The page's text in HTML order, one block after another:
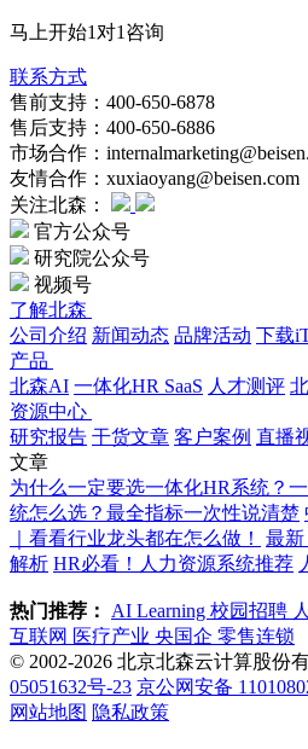
马上开始1对1咨询
联系方式
售前支持：400-650-6878
售后支持：400-650-6886
市场合作：
友情合作：xuxiaoyang@beisen.com
关注北森：
官方公众号
研究院公众号
视频号
了解北森
公司介绍 新闻动态 品牌活动 下载
产品
北森AI 一体化HR SaaS 人才测评
资源中心
研究报告 干货文章 客户案例 直播
文章
为什么一定要选一体化HR系统？
统怎么选？最全指标一次性说清楚
｜看看行业龙头都在怎么做！
最新
解析 HR必看！人力资源系统推荐
热门推荐： AI Learning 校园招聘
互联网 医疗产业 央国企 零售连锁
© 2002-2026 北京北森云计算股份
05051632号-23 京公网安备
网站地图 隐私政策